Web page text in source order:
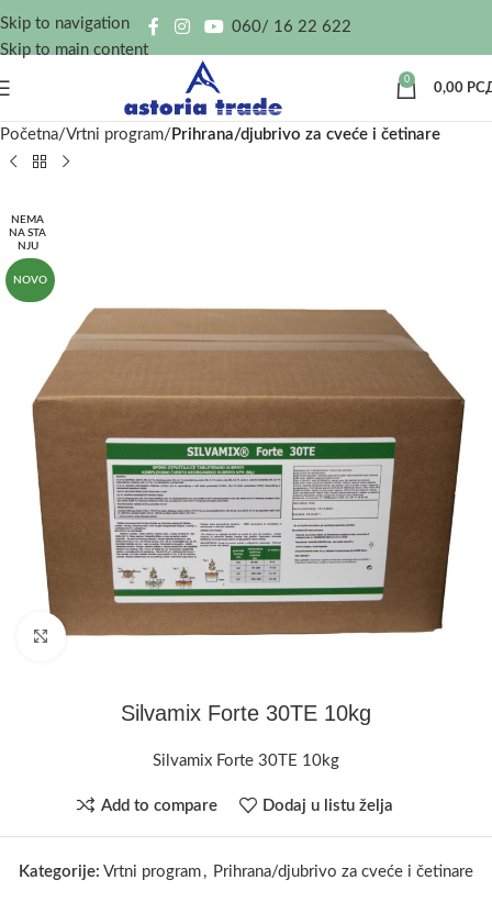
Skip to navigation
Skip to main content
060/ 16 22 622
0
0,00
Početna Vrtni program Prihrana/djubrivo za cveće i četinare
NEMA
NA STA
NJU
NOVO
Kliknite za uvećanje
Silvamix Forte 30TE 10kg
Silvamix Forte 30TE 10kg
Add to compare Dodaj u listu želja
Kategorije: Vrtni program , Prihrana/djubrivo za cveće i četinare